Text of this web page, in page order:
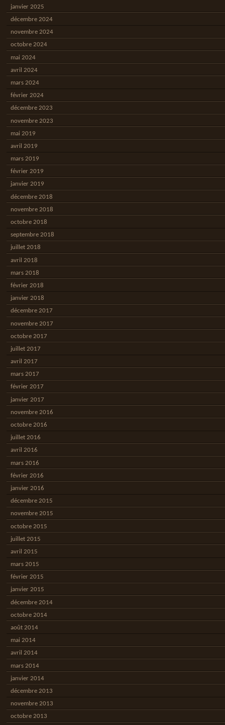
janvier 2025
décembre 2024
novembre 2024
octobre 2024
mai 2024
avril 2024
mars 2024
février 2024
décembre 2023
novembre 2023
mai 2019
avril 2019
mars 2019
février 2019
janvier 2019
décembre 2018
novembre 2018
octobre 2018
septembre 2018
juillet 2018
avril 2018
mars 2018
février 2018
janvier 2018
décembre 2017
novembre 2017
octobre 2017
juillet 2017
avril 2017
mars 2017
février 2017
janvier 2017
novembre 2016
octobre 2016
juillet 2016
avril 2016
mars 2016
février 2016
janvier 2016
décembre 2015
novembre 2015
octobre 2015
juillet 2015
avril 2015
mars 2015
février 2015
janvier 2015
décembre 2014
octobre 2014
août 2014
mai 2014
avril 2014
mars 2014
janvier 2014
décembre 2013
novembre 2013
octobre 2013